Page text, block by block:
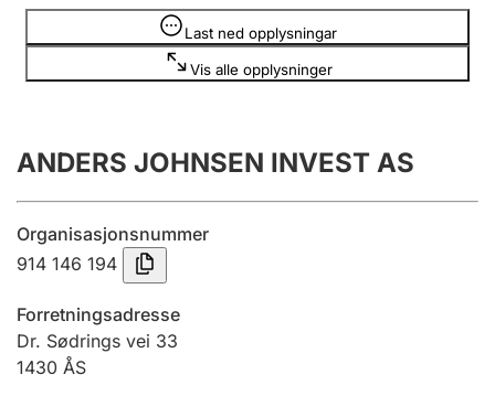
Registrere, endre, slette
Årsrekneskap
Innsending og forseinkingsgebyr
Tinglysing
Jeger
Last ned opplysningar
Vis alle opplysninger
Opplysninger er skjult
ANDERS JOHNSEN INVEST AS
Organisasjonsnummer
914 146 194
Forretningsadresse
Dr. Sødrings vei 33
1430 ÅS